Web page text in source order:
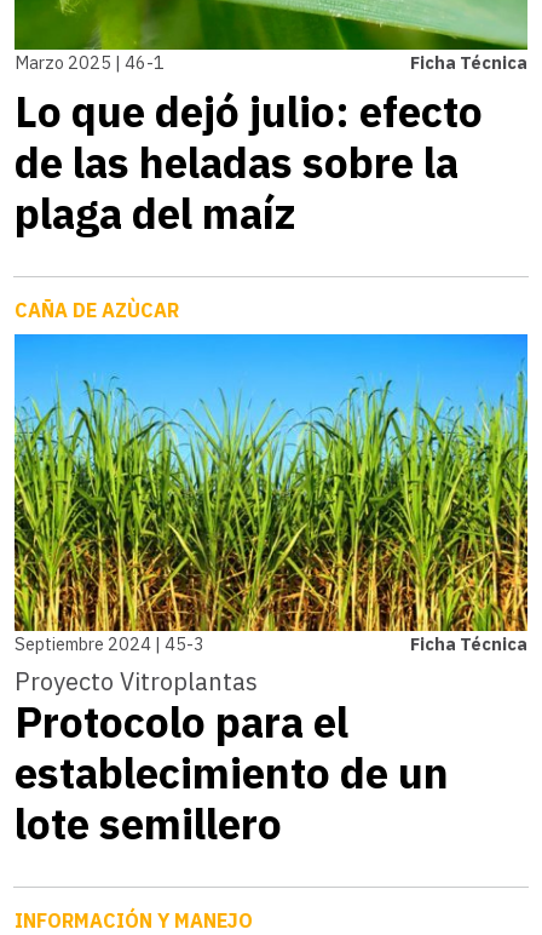
Marzo 2025 | 46-1 Ficha Técnica
Lo que dejó julio: efecto
de las heladas sobre la
plaga del maíz
CAÑA DE AZÙCAR
Septiembre 2024 | 45-3 Ficha Técnica
Proyecto Vitroplantas
Protocolo para el
establecimiento de un
lote semillero
INFORMACIÓN Y MANEJO